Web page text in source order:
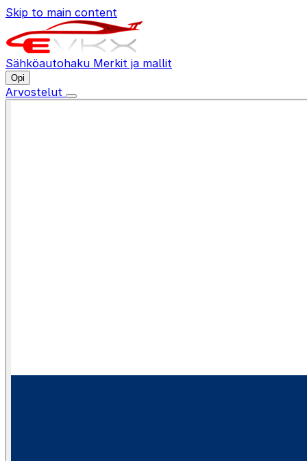
Skip to main content
Sähköautohaku Merkit ja mallit
Opi
Arvostelut